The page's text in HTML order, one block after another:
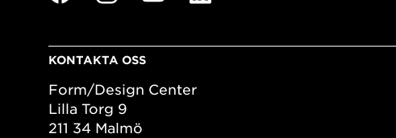
KONTAKTA OSS
Form/Design Center
Lilla Torg 9
211 34 Malmö